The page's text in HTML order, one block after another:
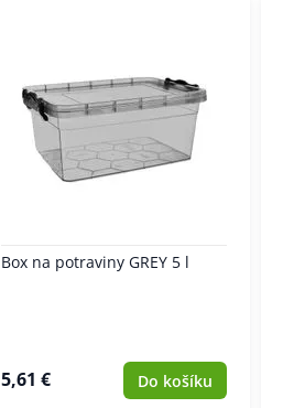
Box na potraviny GREY 5 l
5,61 € Do košíku